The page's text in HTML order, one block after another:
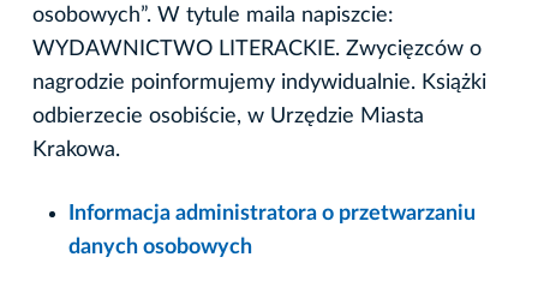
osobowych”. W tytule maila napiszcie:
WYDAWNICTWO LITERACKIE. Zwycięzców o
nagrodzie poinformujemy indywidualnie. Książki
odbierzecie osobiście, w Urzędzie Miasta
Krakowa.
Informacja administratora o przetwarzaniu
danych osobowych